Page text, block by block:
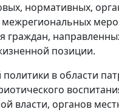
нормативных,
граждан,
позиции.
в области
власти, органов